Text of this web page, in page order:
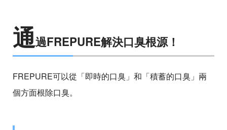
通過FREPURE解決口臭根源！
FREPURE可以從「即時的口臭」和「積蓄的口臭」兩
個方面根除口臭。